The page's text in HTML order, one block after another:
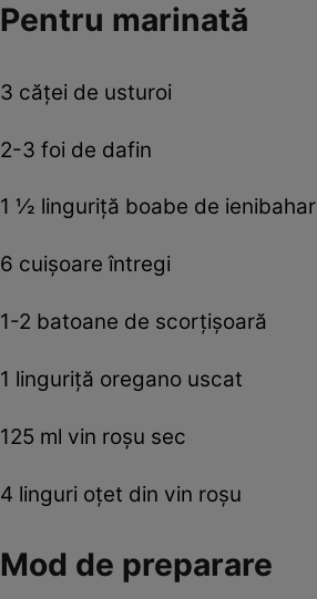
Pentru marinată
3 căţei de usturoi
2-3 foi de dafin
1 ½ linguriţă boabe de ienibahar
6 cuişoare întregi
1-2 batoane de scorţişoară
1 linguriţă oregano uscat
125 ml vin roşu sec
4 linguri oţet din vin roşu
Mod de preparare